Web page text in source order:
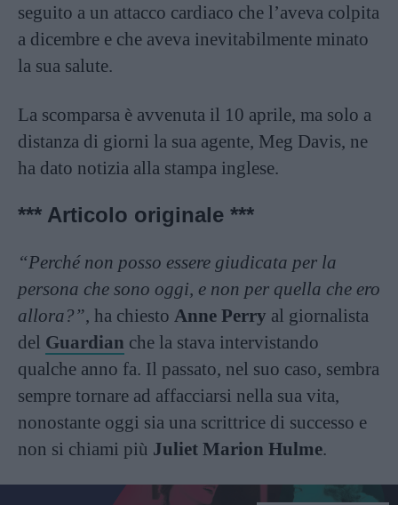
seguito a un attacco cardiaco che l’aveva colpita
a dicembre e che aveva inevitabilmente minato
la sua salute.
La scomparsa è avvenuta il 10 aprile, ma solo a
distanza di giorni la sua agente, Meg Davis, ne
ha dato notizia alla stampa inglese.
*** Articolo originale ***
“Perché non posso essere giudicata per la
persona che sono oggi, e non per quella che ero
allora?”, ha chiesto Anne Perry al giornalista
del Guardian che la stava intervistando
qualche anno fa. Il passato, nel suo caso, sembra
sempre tornare ad affacciarsi nella sua vita,
nonostante oggi sia una scrittrice di successo e
non si chiami più Juliet Marion Hulme.